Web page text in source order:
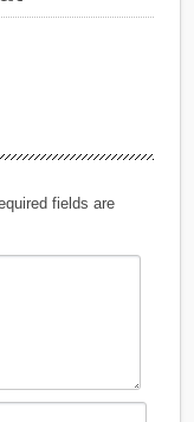
fields are